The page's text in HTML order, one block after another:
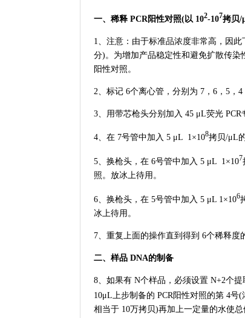
一、稀释 PCR阳性对照(以 102-107拷贝/
1、注意：由于标准品浓度非常高，因
分)。为增加产品稳定性和避免扩散传
阳性对照。
2、标记 6个离心管，分别为 7，6，5，4
3、用带芯枪头分别加入 45 μL荧光
4、在 7号管中加入 5 μL 1×108拷贝/μL
5、换枪头，在 6号管中加入 5 μL 1×107
照。放冰上待用。
6、换枪头，在 5号管中加入 5 μL 1×106
冰上待用。
7、重复上面的操作直到得到 6个稀释度
二、样品 DNA的制备
8、如果有 N个样品，必须设置 N+2个
10μL上步制备的 PCR阳性对照的第 4号(
相当于 10万拷贝)再加上一定量的水使